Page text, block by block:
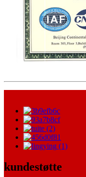
kundestøtte